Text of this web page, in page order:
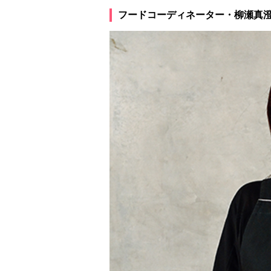
フードコーディネーター・柳瀬真